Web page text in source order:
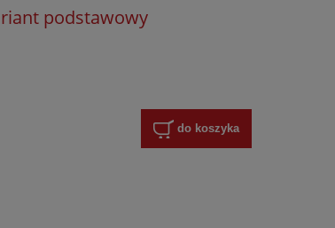
podstawowy
do koszyka